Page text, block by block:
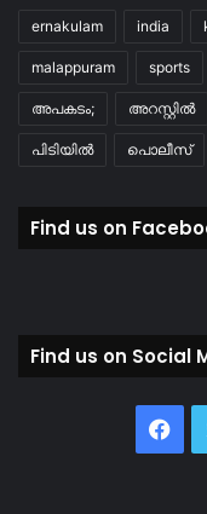
ernakulam india
malappuram sports
അപകടം; അറസ്റ്റിൽ
പിടിയിൽ പൊലീസ്
Find us on
Find us on Social